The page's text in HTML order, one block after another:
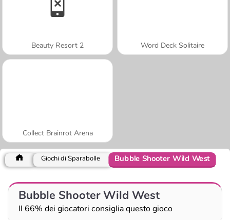
Beauty Resort 2 Word Deck Solitaire
Collect Brainrot Arena
Giochi di Sparabolle Bubble Shooter Wild West
Bubble Shooter Wild West
Il 66% dei giocatori consiglia questo gioco